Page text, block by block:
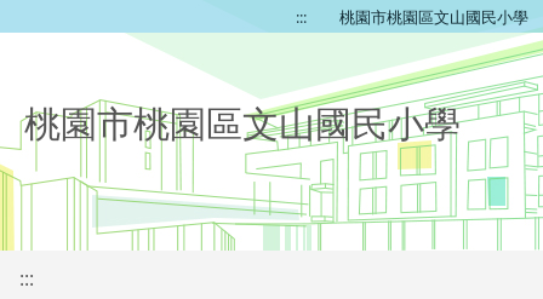
::: 桃園市桃園區文山國民小學
桃園市桃園區文山國民小學
:::